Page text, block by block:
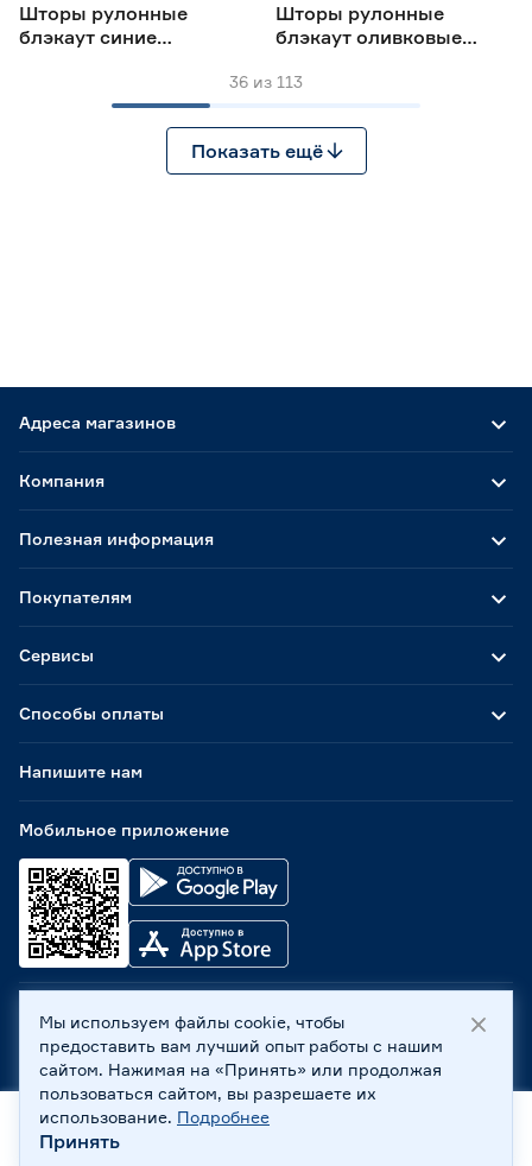
Шторы рулонные
блэкаут синие
Шторы рулонные
блэкаут оливковые
36 из 113
Показать ещё
Адреса магазинов
Способы оплаты
Мобильное приложение
Компания
Полезная информация
Покупателям
Сервисы
Напишите нам
ООО «Бауцентр Рус» 2004 -2026, 236029, г. Калининград,
ул. А.Невского, 205. ИНН 7702596813, КПП 390601001 ©
Все права защищены
Политика обработки персональных данных
Правовая информация
Охрана труда
Главная
Мы используем файлы cookie, чтобы
предоставить вам лучший опыт работы с нашим
сайтом. Нажимая на «Принять» или продолжая
пользоваться сайтом, вы разрешаете их
использование. Подробнее
Принять